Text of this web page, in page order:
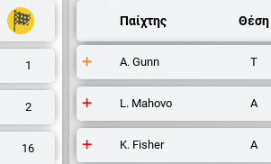
1
2
16
Παίχτης Θέση
A. Gunn Τ
L. Mahovo Α
K. Fisher Α